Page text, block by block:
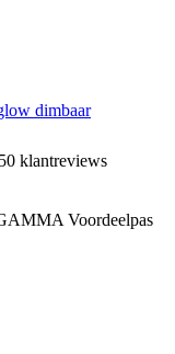
dimbaar
klantreviews
Voordeelpas